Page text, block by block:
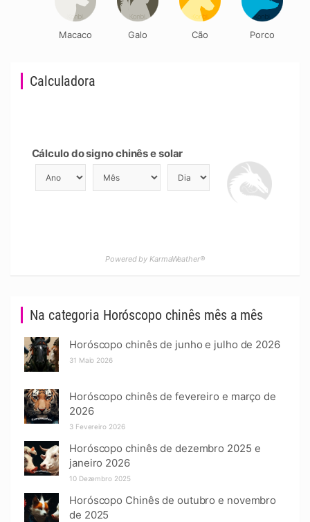
Na categoria Horóscopo chinês mês a mês
Horóscopo chinês de junho e julho de 2026
31 Maio 2026
Horóscopo chinês de fevereiro e março de
2026
3 Fevereiro 2026
Horóscopo chinês de dezembro 2025 e
janeiro 2026
10 Dezembro 2025
Horóscopo Chinês de outubro e novembro
de 2025
Calculadora
Cálculo do signo chinês e solar
Powered by KarmaWeather®
Macaco Galo Cão Porco